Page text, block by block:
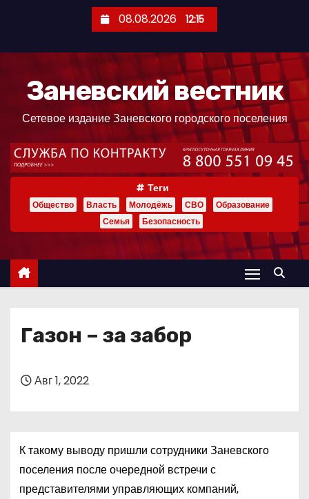
ж
08.08.2026 12:15
Заневский вестник
Сетевое издание Заневского городского поселения
Теги
Общество Власть Молодёжь СВО
Образование
Семья
Безопасность
Газон – за забор
Авг 1, 2022
К такому выводу пришли сотрудники Заневского
поселения после очередной встречи с
представителями управляющих компаний,